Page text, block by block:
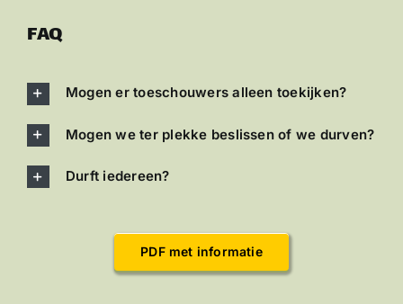
FAQ
Mogen er toeschouwers alleen toekijken?
Mogen we ter plekke beslissen of we durven?
Durft iedereen?
PDF met informatie